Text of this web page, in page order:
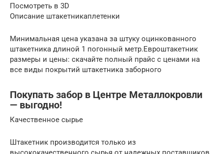
Посмотреть в 3D
Описание штакетникаплетенки
Минимальная цена указана за штуку оцинкованного
штакетника длиной 1 погонный метр.Евроштакетник
размеры и цены: скачайте полный прайс с ценами на
все виды покрытий штакетника заборного
Покупать забор в Центре Металлокровли
— выгодно!
Качественное сырье
Штакетник производится только из